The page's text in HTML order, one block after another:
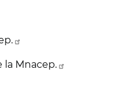
la Mnacep.